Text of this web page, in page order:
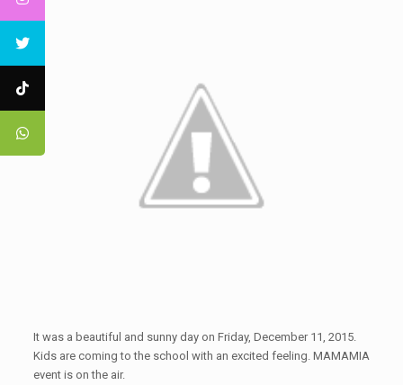
It was a beautiful and sunny day on Friday, December 11, 2015.
Kids are coming to the school with an excited feeling. MAMAMIA
event is on the air.